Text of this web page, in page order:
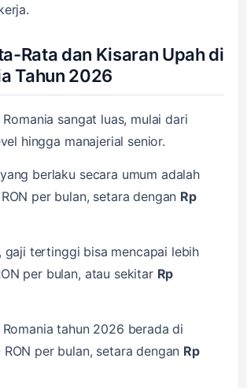
Rata dan Kisaran Upah di
Tahun 2026
sangat luas, mulai dari
hingga manajerial senior.
berlaku secara umum adalah
per bulan, setara dengan Rp
gaji tertinggi bisa mencapai lebih
per bulan, atau sekitar Rp
tahun 2026 berada di
RON per bulan, setara dengan Rp